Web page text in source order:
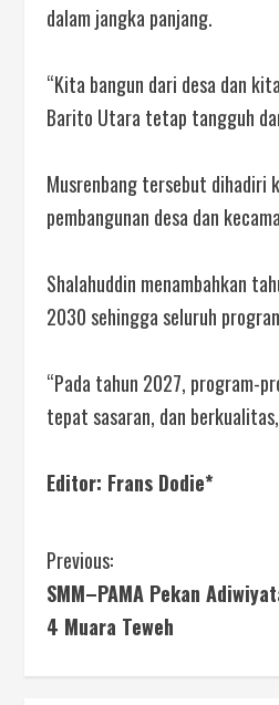
dalam jangka panjang.
“Kita bangun dari desa dan
Barito Utara tetap tangguh
Musrenbang tersebut dihadiri
pembangunan desa dan
Shalahuddin menambahkan
2030 sehingga seluruh
“Pada tahun 2027, program-
tepat sasaran, dan
Editor: Frans Dodie*
Previous:
SMM–PAMA Pekan
4 Muara Teweh